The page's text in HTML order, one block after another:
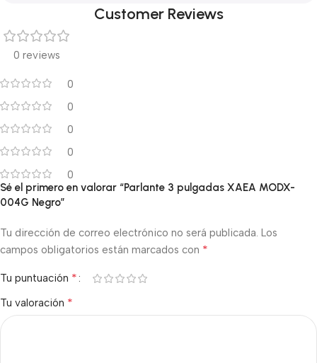
Customer Reviews
0 reviews
0
0
0
0
0
Sé el primero en valorar “Parlante 3 pulgadas XAEA MODX-
004G Negro”
Tu dirección de correo electrónico no será publicada. Los
campos obligatorios están marcados con *
Tu puntuación *
Tu valoración *